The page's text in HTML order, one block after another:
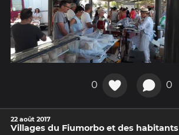
0 0
22 août 2017
Villages du Fiumorbo et des habitants